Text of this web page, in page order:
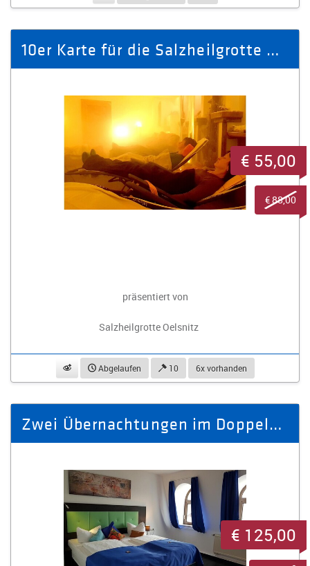
10er Karte für die Salzheilgrotte Oelsnitz
präsentiert von
Salzheilgrotte Oelsnitz
beobachtenAbgelaufen 10 6x vorhanden
€ 55,00
€ 88,00
Zwei Übernachtungen im Doppelzimmer für zwei Personen mit Frühstück
€ 125,00